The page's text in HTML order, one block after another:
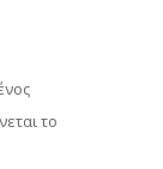
το